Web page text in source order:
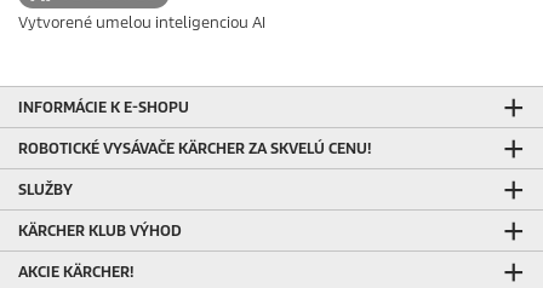
Vytvorené umelou inteligenciou AI
INFORMÁCIE K E-SHOPU
ROBOTICKÉ VYSÁVAČE KÄRCHER ZA SKVELÚ CENU!
SLUŽBY
KÄRCHER KLUB VÝHOD
AKCIE KÄRCHER!